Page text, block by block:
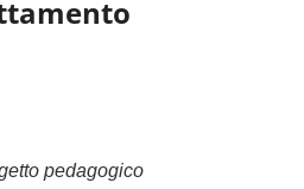
pedagogico